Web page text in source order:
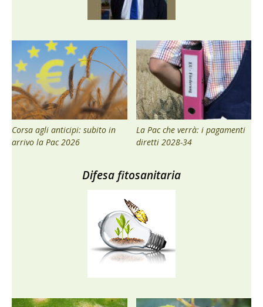
Corsa agli anticipi: subito in
arrivo la Pac 2026
La Pac che verrà: i pagamenti
diretti 2028-34
Difesa fitosanitaria